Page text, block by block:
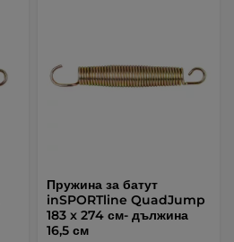
Пружина за батут
inSPORTline QuadJump
183 x 274 см- дължина
16,5 см